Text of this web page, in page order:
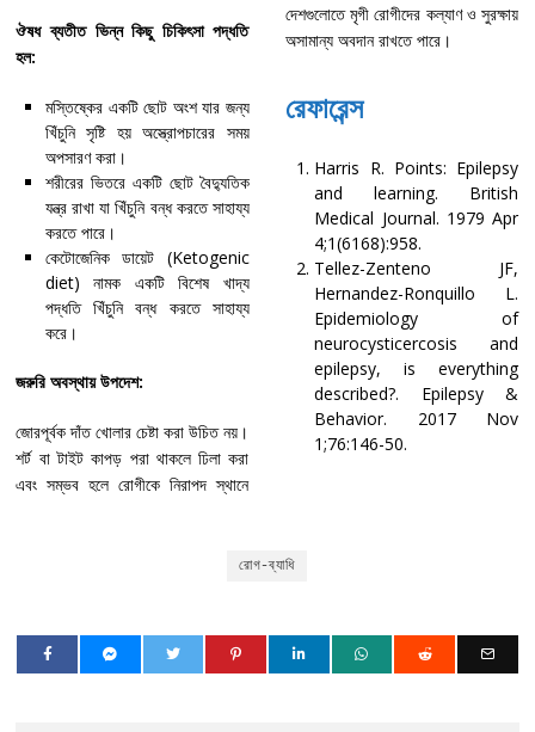
ঔষধ ব্যতীত ভিন্ন কিছু চিকিৎসা পদ্ধতি
হল:
মস্তিষ্কের একটি ছোট অংশ যার জন্য
খিঁচুনি সৃষ্টি হয় অস্ত্রোপচারের সময়
অপসারণ করা।
শরীরের ভিতরে একটি ছোট বৈদ্যুতিক
যন্ত্র রাখা যা খিঁচুনি বন্ধ করতে সাহায্য
করতে পারে।
কেটোজেনিক ডায়েট (Ketogenic
diet) নামক একটি বিশেষ খাদ্য
পদ্ধতি খিঁচুনি বন্ধ করতে সাহায্য
করে।
জরুরি অবস্থায় উপদেশ:
জোরপূর্বক দাঁত খোলার চেষ্টা করা উচিত নয়।
শর্ট বা টাইট কাপড় পরা থাকলে ঢিলা করা
এবং সম্ভব হলে রোগীকে নিরাপদ স্থানে
দেশগুলোতে মৃগী রোগীদের কল্যাণ ও সুরক্ষায়
অসামান্য অবদান রাখতে পারে।
রেফারেন্স
Harris R. Points: Epilepsy
and learning. British
Medical Journal. 1979 Apr
4;1(6168):958.
Tellez-Zenteno JF,
Hernandez-Ronquillo L.
Epidemiology of
neurocysticercosis and
epilepsy, is everything
described?. Epilepsy &
Behavior. 2017 Nov
1;76:146-50.
রোগ-ব্যাধি